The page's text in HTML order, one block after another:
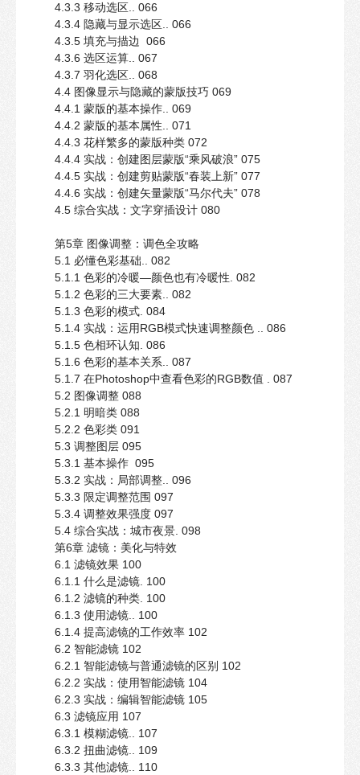
4.3.3 移动选区.. 066
4.3.4 隐藏与显示选区.. 066
4.3.5 填充与描边 066
4.3.6 选区运算.. 067
4.3.7 羽化选区.. 068
4.4 图像显示与隐藏的蒙版技巧 069
4.4.1 蒙版的基本操作.. 069
4.4.2 蒙版的基本属性.. 071
4.4.3 花样繁多的蒙版种类 072
4.4.4 实战：创建图层蒙版“乘风破浪” 075
4.4.5 实战：创建剪贴蒙版“春装上新” 077
4.4.6 实战：创建矢量蒙版“马尔代夫” 078
4.5 综合实战：文字穿插设计 080
第5章 图像调整：调色全攻略
5.1 必懂色彩基础.. 082
5.1.1 色彩的冷暖—颜色也有冷暖性. 082
5.1.2 色彩的三大要素.. 082
5.1.3 色彩的模式. 084
5.1.4 实战：运用RGB模式快速调整颜色 .. 086
5.1.5 色相环认知. 086
5.1.6 色彩的基本关系.. 087
5.1.7 在Photoshop中查看色彩的RGB数值 . 087
5.2 图像调整 088
5.2.1 明暗类 088
5.2.2 色彩类 091
5.3 调整图层 095
5.3.1 基本操作 095
5.3.2 实战：局部调整.. 096
5.3.3 限定调整范围 097
5.3.4 调整效果强度 097
5.4 综合实战：城市夜景. 098
第6章 滤镜：美化与特效
6.1 滤镜效果 100
6.1.1 什么是滤镜. 100
6.1.2 滤镜的种类. 100
6.1.3 使用滤镜.. 100
6.1.4 提高滤镜的工作效率 102
6.2 智能滤镜 102
6.2.1 智能滤镜与普通滤镜的区别 102
6.2.2 实战：使用智能滤镜 104
6.2.3 实战：编辑智能滤镜 105
6.3 滤镜应用 107
6.3.1 模糊滤镜.. 107
6.3.2 扭曲滤镜.. 109
6.3.3 其他滤镜.. 110